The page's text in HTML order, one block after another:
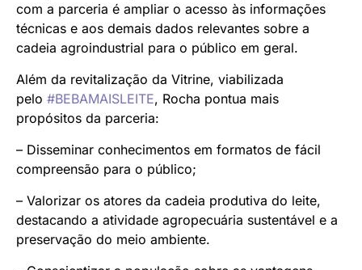
com a parceria é ampliar o acesso às informações
técnicas e aos demais dados relevantes sobre a
cadeia agroindustrial para o público em geral.
Além da revitalização da Vitrine, viabilizada
pelo #BEBAMAISLEITE, Rocha pontua mais
propósitos da parceria:
– Disseminar conhecimentos em formatos de fácil
compreensão para o público;
– Valorizar os atores da cadeia produtiva do leite,
destacando a atividade agropecuária sustentável e a
preservação do meio ambiente.